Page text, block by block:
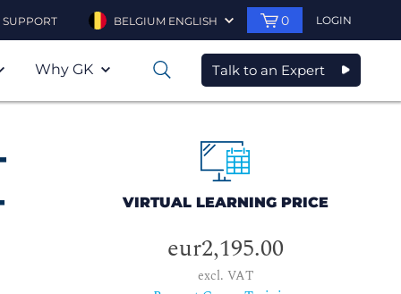
SUPPORT BELGIUM ENGLISH 0 LOGIN
Why GK 0 Talk to an Expert
VIRTUAL LEARNING PRICE
eur2,195.00
excl. VAT